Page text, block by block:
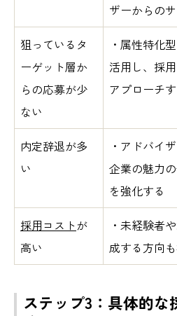
ザーからの
狙っているタ
ーゲット層か
らの応募が少
ない
・属性特化
活用し、採
アプローチ
内定辞退が多
い
・アドバイ
企業の魅力
を強化する
採用コストが
高い
・未経験者
成する方向
ステップ3：具体的な